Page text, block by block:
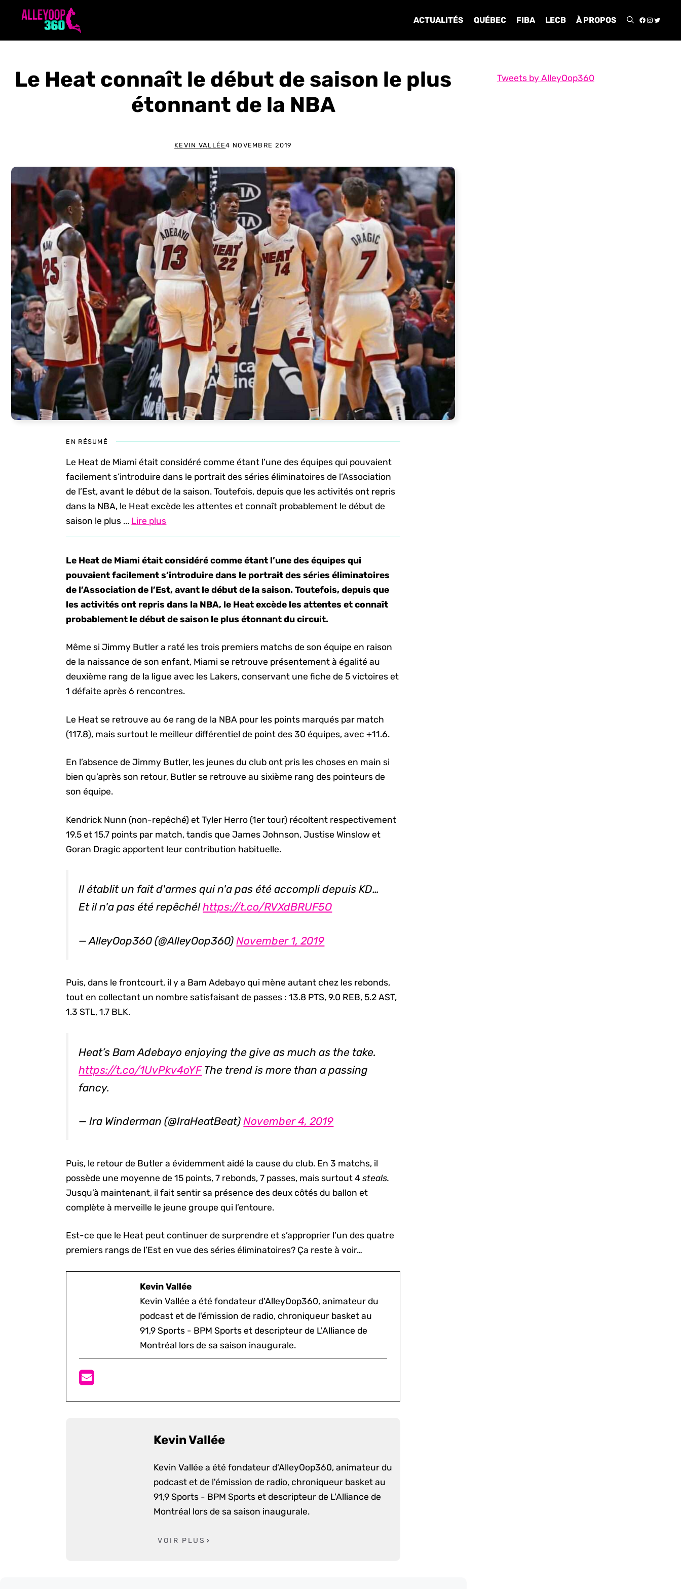
ACTUALITÉS QUÉBEC FIBA LECB À PROPOS
Le Heat connaît le début de saison le plus
étonnant de la NBA
KEVIN VALLÉE4 NOVEMBRE 2019
EN RÉSUMÉ
Le Heat de Miami était considéré comme étant l’une des équipes qui pouvaient
facilement s’introduire dans le portrait des séries éliminatoires de l’Association
de l’Est, avant le début de la saison. Toutefois, depuis que les activités ont repris
dans la NBA, le Heat excède les attentes et connaît probablement le début de
saison le plus ... Lire plus
Le Heat de Miami était considéré comme étant l’une des équipes qui
pouvaient facilement s’introduire dans le portrait des séries éliminatoires
de l’Association de l’Est, avant le début de la saison. Toutefois, depuis que
les activités ont repris dans la NBA, le Heat excède les attentes et connaît
probablement le début de saison le plus étonnant du circuit.
Même si Jimmy Butler a raté les trois premiers matchs de son équipe en raison
de la naissance de son enfant, Miami se retrouve présentement à égalité au
deuxième rang de la ligue avec les Lakers, conservant une fiche de 5 victoires et
1 défaite après 6 rencontres.
Le Heat se retrouve au 6e rang de la NBA pour les points marqués par match
(117.8), mais surtout le meilleur différentiel de point des 30 équipes, avec +11.6.
En l’absence de Jimmy Butler, les jeunes du club ont pris les choses en main si
bien qu’après son retour, Butler se retrouve au sixième rang des pointeurs de
son équipe.
Kendrick Nunn (non-repêché) et Tyler Herro (1er tour) récoltent respectivement
19.5 et 15.7 points par match, tandis que James Johnson, Justise Winslow et
Goran Dragic apportent leur contribution habituelle.
Il établit un fait d'armes qui n'a pas été accompli depuis KD…
Et il n'a pas été repêché!https://t.co/RVXdBRUF5O
— AlleyOop360 (@AlleyOop360)November 1, 2019
Puis, dans le frontcourt, il y a Bam Adebayo qui mène autant chez les rebonds,
tout en collectant un nombre satisfaisant de passes : 13.8 PTS, 9.0 REB, 5.2 AST,
1.3 STL, 1.7 BLK.
Heat’s Bam Adebayo enjoying the give as much as the take.
https://t.co/1UvPkv4oYFThe trend is more than a passing
fancy.
— Ira Winderman (@IraHeatBeat)November 4, 2019
Puis, le retour de Butler a évidemment aidé la cause du club. En 3 matchs, il
possède une moyenne de 15 points, 7 rebonds, 7 passes, mais surtout 4steals.
Jusqu’à maintenant, il fait sentir sa présence des deux côtés du ballon et
complète à merveille le jeune groupe qui l’entoure.
Est-ce que le Heat peut continuer de surprendre et s’approprier l’un des quatre
premiers rangs de l’Est en vue des séries éliminatoires? Ça reste à voir…
Kevin Vallée
Kevin Vallée a été fondateur d'AlleyOop360, animateur du
podcast et de l'émission de radio, chroniqueur basket au
91,9 Sports - BPM Sports et descripteur de L'Alliance de
Montréal lors de sa saison inaugurale.
Kevin Vallée
Kevin Vallée a été fondateur d'AlleyOop360, animateur du
podcast et de l'émission de radio, chroniqueur basket au
91,9 Sports - BPM Sports et descripteur de L'Alliance de
Montréal lors de sa saison inaugurale.
VOIR PLUS
Tweets by AlleyOop360